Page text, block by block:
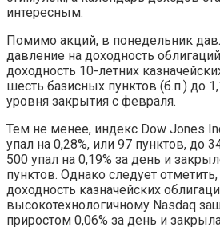
интересным.
Помимо акций, в понедельник
давление на доходность
доходность 10-летних
шесть базисных пунктов (б.п.) до
уровня закрытия с февраля.
Тем не менее, индекс Dow Jones
упал на 0,28%, или 97 пунктов, до
500 упал на 0,19% за день и
пунктов. Однако следует
доходность казначейских
высокотехнологичному Nasdaq
приростом 0,06% за день и